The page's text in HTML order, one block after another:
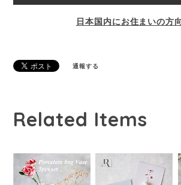
日本国内にお住まいの方
通報する
Related Items